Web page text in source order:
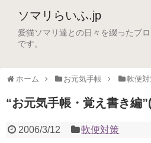
ソマリらいふ.jp
愛猫ソマリ達との日々を綴ったブ
です。
ホーム お元気手帳 軟便
“お元気手帳・覚え書き編
2006/3/12 軟便対策